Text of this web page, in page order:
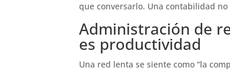
que conversarlo. Una contabilidad
Administración de
es productividad
Una red lenta se siente como “la